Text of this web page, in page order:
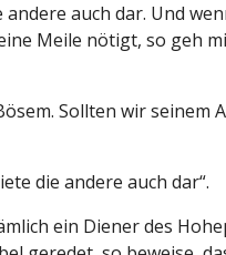
auch dar. Und
Meile nötigt, so geh
Sollten wir seinem
die andere auch dar“.
ein Diener des